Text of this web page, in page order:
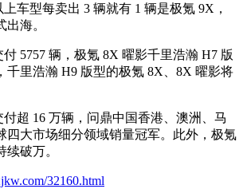
车型每卖出 3 辆就有 1 辆是极氪 9X，
海。
5757 辆，极氪 8X 曜影千里浩瀚 H7 版
千里浩瀚 H9 版型的极氪 8X、8X 曜影将
超 16 万辆，问鼎中国香港、澳洲、马
四大市场细分领域销量冠军。此外，极氪
破万。
32160.html